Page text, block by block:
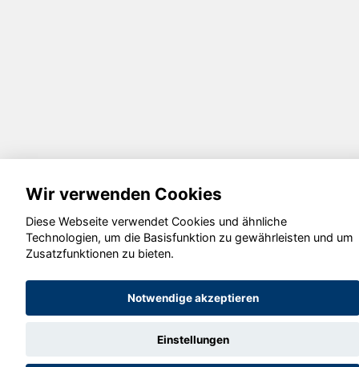
Wir verwenden Cookies
Diese Webseite verwendet Cookies und ähnliche
Technologien, um die Basisfunktion zu gewährleisten und um
Zusatzfunktionen zu bieten.
Notwendige akzeptieren
Einstellungen